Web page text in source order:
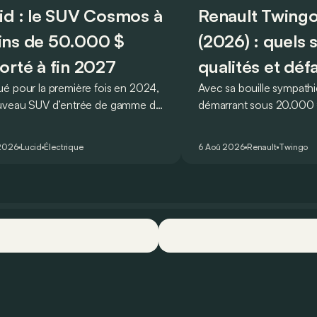
: le SUV Cosmos à
de 50.000 $
à fin 2027
pour la première fois en 2024,
SUV d’entrée de gamme de
du constructeur d’ici la fin de
Lucid Électrique
Renault
(2026) : quels
qualités et
Avec sa bouille
démarrant sous 20.000
séduisantes du
6 Aoû 2026 Renault Twingo